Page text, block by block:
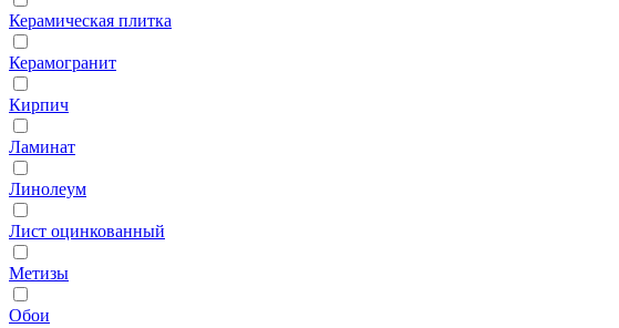
Керамическая плитка
Керамогранит
Кирпич
Ламинат
Линолеум
Лист оцинкованный
Метизы
Обои